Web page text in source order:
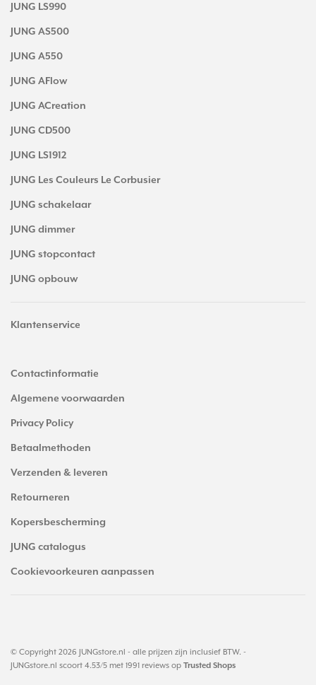
JUNG LS990
JUNG AS500
JUNG A550
JUNG AFlow
JUNG ACreation
JUNG CD500
JUNG LS1912
JUNG Les Couleurs Le Corbusier
JUNG schakelaar
JUNG dimmer
JUNG stopcontact
JUNG opbouw
Klantenservice
Contactinformatie
Algemene voorwaarden
Privacy Policy
Betaalmethoden
Verzenden & leveren
Retourneren
Kopersbescherming
JUNG catalogus
Cookievoorkeuren aanpassen
© Copyright 2026 JUNGstore.nl - alle prijzen zijn inclusief BTW. -
JUNGstore.nl scoort 4.53/5 met 1991 reviews op Trusted Shops